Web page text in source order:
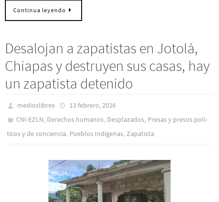
Continua leyendo
Desalojan a zapatistas en Jotolá,
Chiapas y destruyen sus casas, hay
un zapatista detenido
medioslibres
13 febrero, 2026
CNI-EZLN, Derechos humanos, Desplazados, Presas y presos polí­
ticos y de conciencia, Pueblos Indí­genas, Zapatista